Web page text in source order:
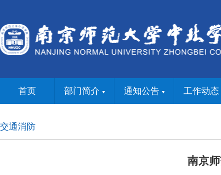
首页 部门简介 通知公告 工作动态
交通消防
南京